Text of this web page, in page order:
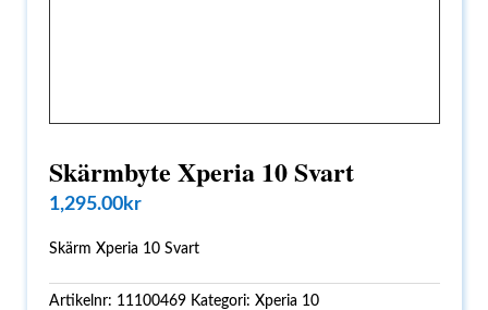
Skärmbyte Xperia 10 Svart
1,295.00kr
Skärm Xperia 10 Svart
Artikelnr: 11100469 Kategori:Xperia 10